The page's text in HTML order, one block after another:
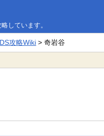
しています。
攻略Wiki > 奇岩谷